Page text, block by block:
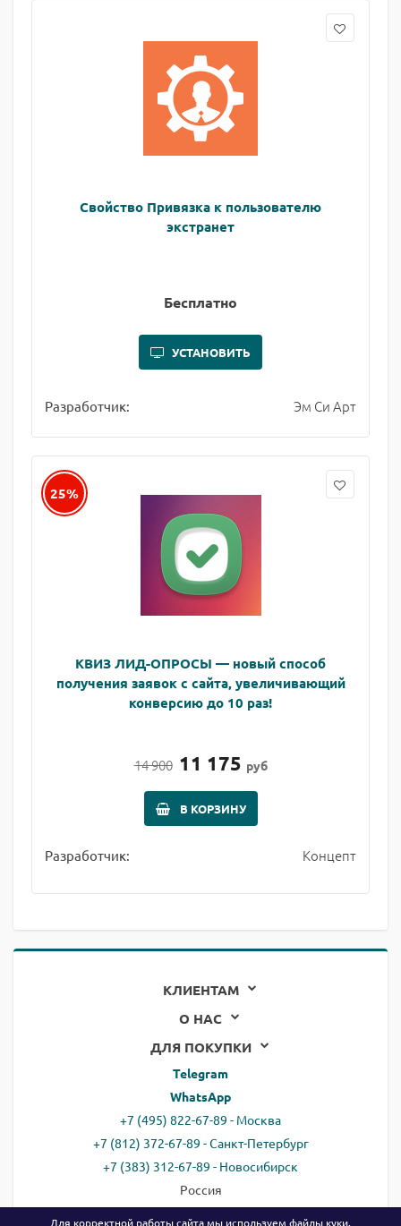
Свойство Привязка к пользователю
экстранет
Бесплатно
УСТАНОВИТЬ
Разработчик: Эм Си Арт
25%
КВИЗ ЛИД-ОПРОСЫ — новый способ
получения заявок с сайта, увеличивающий
конверсию до 10 раз!
14 900 11 175 руб
В КОРЗИНУ
Разработчик: Концепт
КЛИЕНТАМ
О НАС
ДЛЯ ПОКУПКИ
Telegram
WhatsApp
+7 (495) 822-67-89 - Москва
+7 (812) 372-67-89 - Санкт-Петербург
+7 (383) 312-67-89 - Новосибирск
Россия
email:all@ready.website
Для корректной работы сайта мы используем файлы куки.